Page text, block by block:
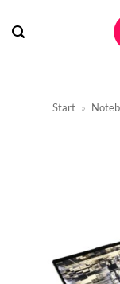
Inhalt
Start »